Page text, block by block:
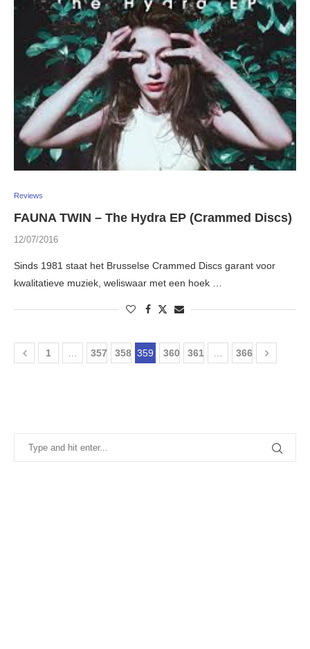
Reviews
FAUNA TWIN – The Hydra EP (Crammed Discs)
12/07/2016
Sinds 1981 staat het Brusselse Crammed Discs garant voor
kwalitatieve muziek, weliswaar met een hoek …
1 … 357 358 359 360 361 … 366